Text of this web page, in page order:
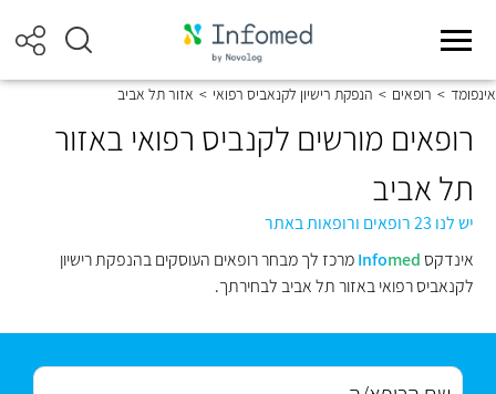
אינפומד > רופאים > הנפקת רישיון לקנאביס רפואי > אזור תל אביב
רופאים מורשים לקנביס רפואי באזור
תל אביב
יש לנו 23 רופאים ורופאות באתר
אינדקס
Infomed
מרכז לך מבחר רופאים העוסקים בהנפקת רישיון
לקנאביס רפואי באזור תל אביב לבחירתך.